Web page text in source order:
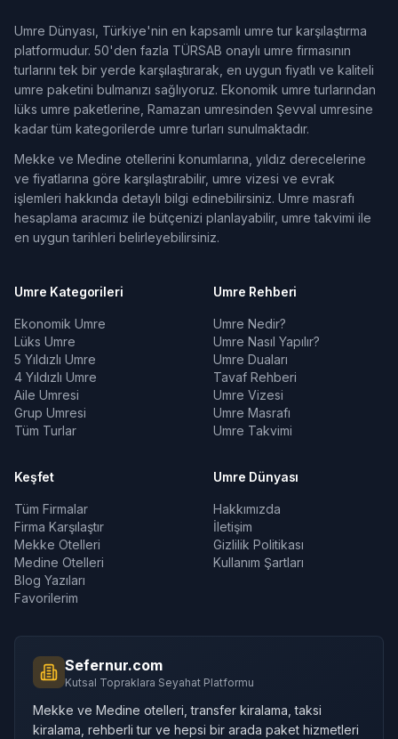
Umre Dünyası, Türkiye'nin en kapsamlı umre tur karşılaştırma
platformudur. 50'den fazla TÜRSAB onaylı umre firmasının
turlarını tek bir yerde karşılaştırarak, en uygun fiyatlı ve kaliteli
umre paketini bulmanızı sağlıyoruz. Ekonomik umre turlarından
lüks umre paketlerine, Ramazan umresinden Şevval umresine
kadar tüm kategorilerde umre turları sunulmaktadır.
Mekke ve Medine otellerini konumlarına, yıldız derecelerine
ve fiyatlarına göre karşılaştırabilir, umre vizesi ve evrak
işlemleri hakkında detaylı bilgi edinebilirsiniz. Umre masrafı
hesaplama aracımız ile bütçenizi planlayabilir, umre takvimi ile
en uygun tarihleri belirleyebilirsiniz.
Umre Kategorileri
Ekonomik Umre
Lüks Umre
5 Yıldızlı Umre
4 Yıldızlı Umre
Aile Umresi
Grup Umresi
Tüm Turlar
Umre Rehberi
Umre Nedir?
Umre Nasıl Yapılır?
Umre Duaları
Tavaf Rehberi
Umre Vizesi
Umre Masrafı
Umre Takvimi
Keşfet
Tüm Firmalar
Firma Karşılaştır
Mekke Otelleri
Medine Otelleri
Blog Yazıları
Favorilerim
Umre Dünyası
Hakkımızda
İletişim
Gizlilik Politikası
Kullanım Şartları
Sefernur.com
Kutsal Topraklara Seyahat Platformu
Mekke ve Medine otelleri, transfer kiralama, taksi
kiralama, rehberli tur ve hepsi bir arada paket hizmetleri